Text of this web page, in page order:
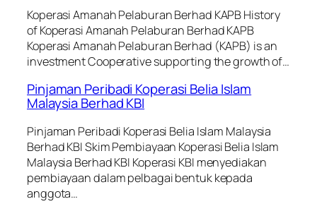
Koperasi Amanah Pelaburan Berhad KAPB History
of Koperasi Amanah Pelaburan Berhad KAPB
Koperasi Amanah Pelaburan Berhad (KAPB) is an
investment Cooperative supporting the growth of…
Pinjaman Peribadi Koperasi Belia Islam
Malaysia Berhad KBI
Pinjaman Peribadi Koperasi Belia Islam Malaysia
Berhad KBI Skim Pembiayaan Koperasi Belia Islam
Malaysia Berhad KBI Koperasi KBI menyediakan
pembiayaan dalam pelbagai bentuk kepada
anggota…